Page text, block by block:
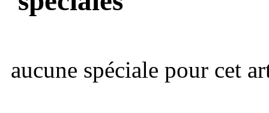
aucune spéciale pour cet